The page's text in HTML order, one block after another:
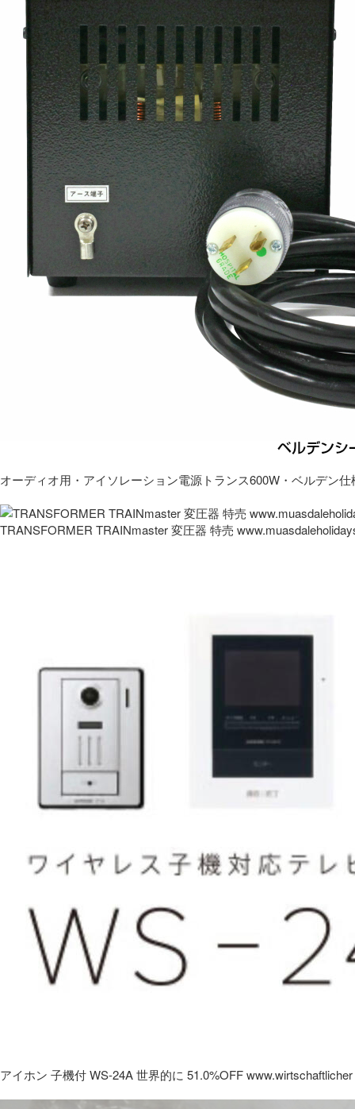
オーディオ用・アイソレーション電源トランス600W・ベルデン仕
TRANSFORMER TRAINmaster 変圧器 特売
アイホン 子機付 WS-24A 世界的に 51.0%OFF www.wirtschaftlicher